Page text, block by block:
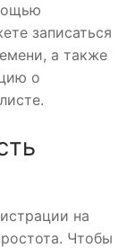
записаться
а также
о
на
Чтобы